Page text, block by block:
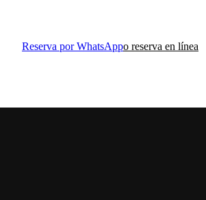
Reserva por WhatsAppo reserva en línea